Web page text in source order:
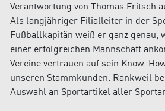
Verantwortung von Thomas Fritsch
Als langjähriger Filialleiter in der
Fußballkapitän weiß er ganz genau,
einer erfolgreichen Mannschaft
Vereine vertrauen auf sein Know-
unseren Stammkunden. Rankweil
Auswahl an Sportartikel aller